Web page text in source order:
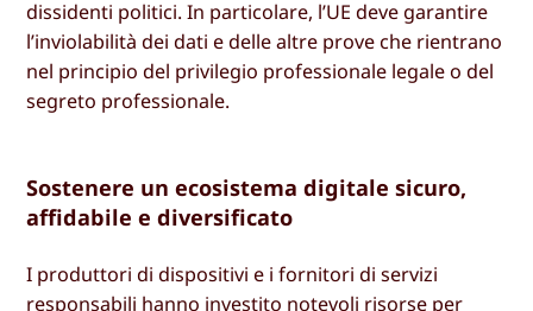
dissidenti politici. In particolare, l’UE deve garantire
l’inviolabilità dei dati e delle altre prove che rientrano
nel principio del privilegio professionale legale o del
segreto professionale.
Sostenere un ecosistema digitale sicuro,
affidabile e diversificato
I produttori di dispositivi e i fornitori di servizi
responsabili hanno investito notevoli risorse per